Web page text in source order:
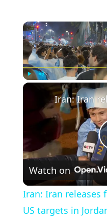
Watch on
Iran: Iran releases
US targets in